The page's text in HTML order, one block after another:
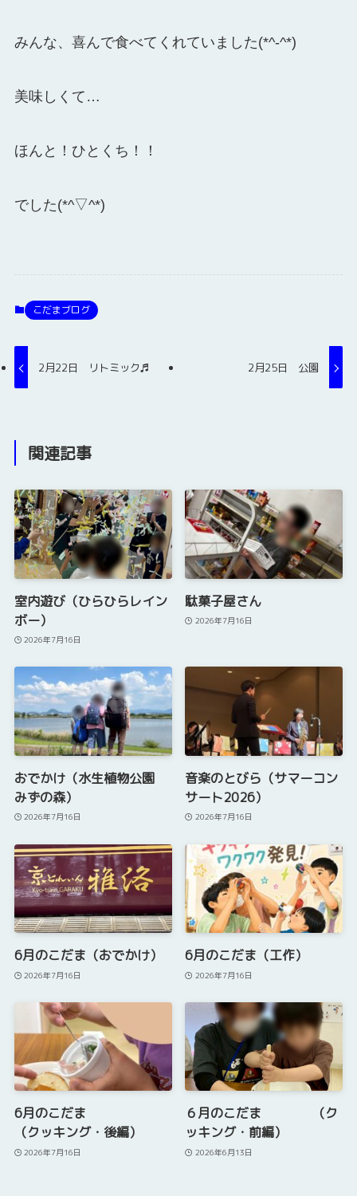
みんな、喜んで食べてくれていました(*^-^*)
美味しくて…
ほんと！ひとくち！！
でした(*^▽^*)
こだまブログ
2月22日 リトミック♬ 2月25日 公園
関連記事
室内遊び（ひらひらレイン
ボー）
2026年7月16日
駄菓子屋さん
2026年7月16日
おでかけ（水生植物公園
みずの森）
2026年7月16日
音楽のとびら（サマーコン
サート2026）
2026年7月16日
6月のこだま（おでかけ）
2026年7月16日
6月のこだま（工作）
2026年7月16日
6月のこだま
（クッキング・後編）
2026年7月16日
６月のこだま （ク
ッキング・前編）
2026年6月13日